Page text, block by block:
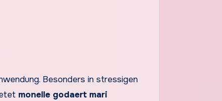
Besonders in stressigen
monelle godaert mari